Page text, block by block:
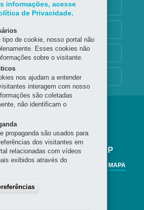
INSTITUCIONAL
PÚBLICA DO PARANÁ - BPP
MAPA
Horário de Atendimento
informações, acesse
de Privacidade.
tipo de cookie, nosso portal não
Esses cookies não
sobre o visitante.
nos ajudam a entender
interagem com nosso
são coletadas
não identificam o
propaganda são usados para
dos visitantes em
relacionadas com vídeos
exibidos através do